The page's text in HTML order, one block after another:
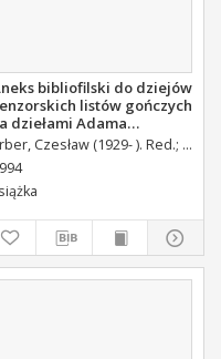
Ewa Stec, Elżbieta
bibliofilski do dziejów
listów gończych
dziełami Adama
i innych
na kielecczyźnie w
połowie XIX wieku
Czesław (1929- ). Red.